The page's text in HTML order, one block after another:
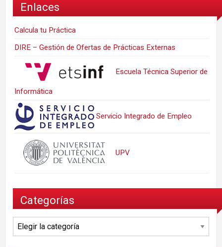
Enlaces
Calcula tu Práctica
DIRE – Gestión de Ofertas de Prácticas Externas
Escuela Técnica Superior de
Informática
Servicio Integrado de Empleo
UPV
Categorías
Categorías